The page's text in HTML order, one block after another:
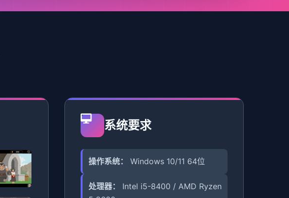
系统要求
操作系统： Windows 10/11 64位
处理器：
Intel i5-8400 / AMD Ryzen